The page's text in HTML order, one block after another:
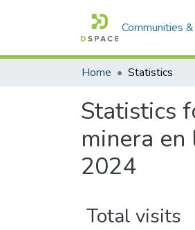
Communities
Home Statistics
Statistics
minera
2024
Total visits